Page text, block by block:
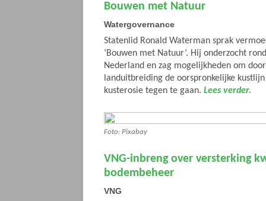
Bouwen met Natuur
Watergovernance
Statenlid Ronald Waterman sprak
‘Bouwen met Natuur’. Hij onderzocht
Nederland en zag mogelijkheden om
landuitbreiding de oorspronkelijke
kusterosie tegen te gaan. Lees verder.
Foto: Pixabay
VNG-inbreng over versterking
bodembeheer
VNG